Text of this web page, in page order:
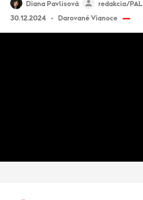
Diana Pavlisová
redakcia/PAL
30.12.2024
Darované Vianoce